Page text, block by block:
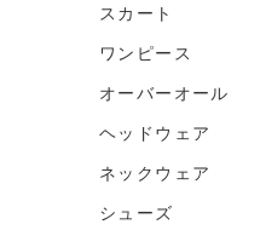
スカート
ワンピース
オーバーオール
ヘッドウェア
ネックウェア
シューズ